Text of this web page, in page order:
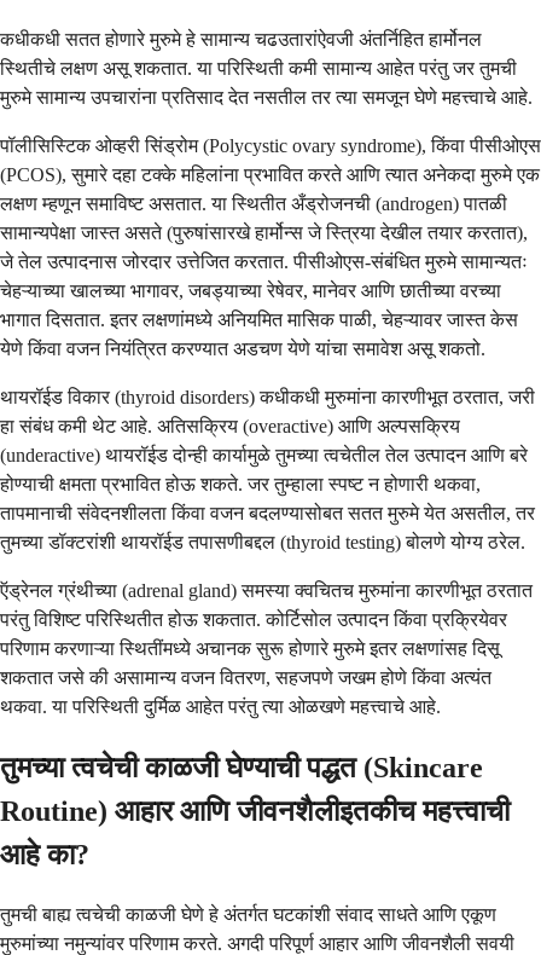
कधीकधी सतत होणारे मुरुमे हे सामान्य चढउतारांऐवजी अंतर्निहित हार्मोनल
स्थितीचे लक्षण असू शकतात. या परिस्थिती कमी सामान्य आहेत परंतु जर तुमची
मुरुमे सामान्य उपचारांना प्रतिसाद देत नसतील तर त्या समजून घेणे महत्त्वाचे आहे.
पॉलीसिस्टिक ओव्हरी सिंड्रोम (Polycystic ovary syndrome), किंवा पीसीओएस
(PCOS), सुमारे दहा टक्के महिलांना प्रभावित करते आणि त्यात अनेकदा मुरुमे एक
लक्षण म्हणून समाविष्ट असतात. या स्थितीत अँड्रोजनची (androgen) पातळी
सामान्यपेक्षा जास्त असते (पुरुषांसारखे हार्मोन्स जे स्त्रिया देखील तयार करतात),
जे तेल उत्पादनास जोरदार उत्तेजित करतात. पीसीओएस-संबंधित मुरुमे सामान्यतः
चेहऱ्याच्या खालच्या भागावर, जबड्याच्या रेषेवर, मानेवर आणि छातीच्या वरच्या
भागात दिसतात. इतर लक्षणांमध्ये अनियमित मासिक पाळी, चेहऱ्यावर जास्त केस
येणे किंवा वजन नियंत्रित करण्यात अडचण येणे यांचा समावेश असू शकतो.
थायरॉईड विकार (thyroid disorders) कधीकधी मुरुमांना कारणीभूत ठरतात, जरी
हा संबंध कमी थेट आहे. अतिसक्रिय (overactive) आणि अल्पसक्रिय
(underactive) थायरॉईड दोन्ही कार्यामुळे तुमच्या त्वचेतील तेल उत्पादन आणि बरे
होण्याची क्षमता प्रभावित होऊ शकते. जर तुम्हाला स्पष्ट न होणारी थकवा,
तापमानाची संवेदनशीलता किंवा वजन बदलण्यासोबत सतत मुरुमे येत असतील, तर
तुमच्या डॉक्टरांशी थायरॉईड तपासणीबद्दल (thyroid testing) बोलणे योग्य ठरेल.
ऍड्रेनल ग्रंथीच्या (adrenal gland) समस्या क्वचितच मुरुमांना कारणीभूत ठरतात
परंतु विशिष्ट परिस्थितीत होऊ शकतात. कोर्टिसोल उत्पादन किंवा प्रक्रियेवर
परिणाम करणाऱ्या स्थितींमध्ये अचानक सुरू होणारे मुरुमे इतर लक्षणांसह दिसू
शकतात जसे की असामान्य वजन वितरण, सहजपणे जखम होणे किंवा अत्यंत
थकवा. या परिस्थिती दुर्मिळ आहेत परंतु त्या ओळखणे महत्त्वाचे आहे.
तुमच्या त्वचेची काळजी घेण्याची पद्धत (Skincare
Routine) आहार आणि जीवनशैलीइतकीच महत्त्वाची
आहे का?
तुमची बाह्य त्वचेची काळजी घेणे हे अंतर्गत घटकांशी संवाद साधते आणि एकूण
मुरुमांच्या नमुन्यांवर परिणाम करते. अगदी परिपूर्ण आहार आणि जीवनशैली सवयी